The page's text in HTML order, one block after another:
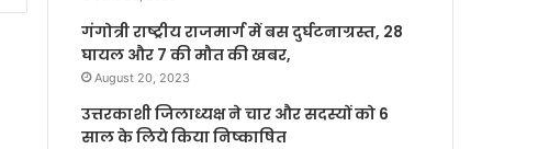
गंगोत्री राष्ट्रीय राजमार्ग में बस दुर्घटनाग्रस्त, 28
घायल और 7 की मौत की खबर,
August 20, 2023
उत्तरकाशी जिलाध्यक्ष ने चार और सदस्यों को 6
साल के लिये किया निष्काषित